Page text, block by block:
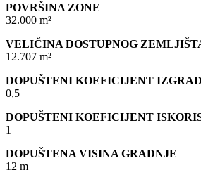
POVRŠINA ZONE
32.000 m²
VELIČINA DOSTUPNOG
12.707 m²
DOPUŠTENI KOEFICIJENT
0,5
DOPUŠTENI KOEFICIJENT
1
DOPUŠTENA VISINA GRADNJE
12 m